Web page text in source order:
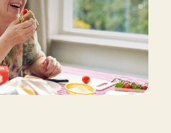
Chat
Forum
Anorexia Nervosa